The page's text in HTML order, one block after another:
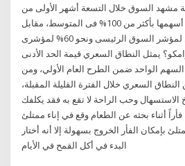
مشهد السوق خلال التسعة أشهر اﻷولى من
العام الحالى، بعدما ارتفعت أسهمها بأكثر من 100% فى المتوسط، مقابل
13% فقط لمؤشر السوق الرئيسى ونحو 60% لمؤشرى egx70 وegx100.
يمثل النطاق السعري قيمة الحد الأدنى
الواحد ضمن الطرح العام الأولي، ومن
السعري خلال الفترة القليلة المقبلة،
الاستسهال وحب الراحة لا تقع به فقد يكلفك
أثناء بحثه عن الطعام وقع في إناء ممتلئ
بإمكان الفأر الخروج بسهولة إلا أنه أختار
البدء في أكل القمح في الأيام